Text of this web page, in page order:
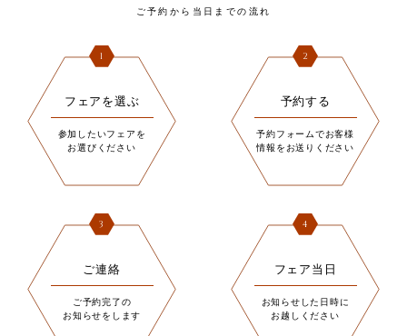
ご予約から当日までの流れ
1
フェアを選ぶ
参加したいフェアを
お選びください
2
予約する
予約フォームでお客様
情報をお送りください
3
ご連絡
ご予約完了の
お知らせをします
4
フェア当日
お知らせした日時に
お越しください